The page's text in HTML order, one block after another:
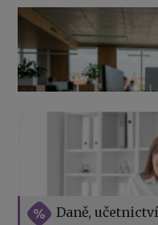
Daně,
Vše o překážkách v
Jak na podnikání při
Přehledy pro OSSZ a
v roce 2026